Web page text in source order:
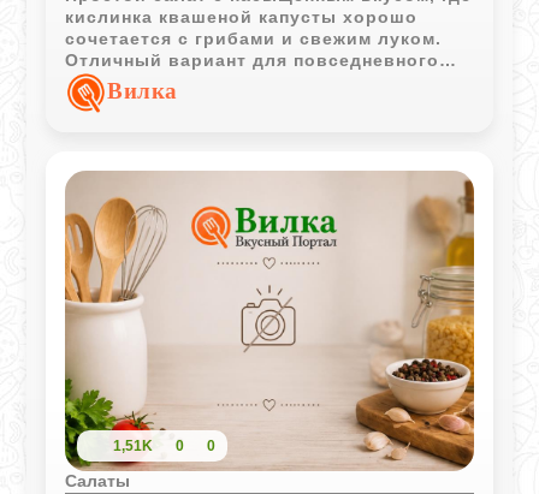
кислинка квашеной капусты хорошо
сочетается с грибами и свежим луком.
Отличный вариант для повседневного
стола и постного меню.
Вилка
1,51K 0 0
Салаты